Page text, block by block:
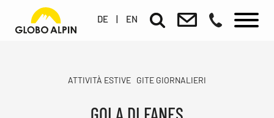
DE | EN
ATTIVITÀ ESTIVE GITE GIORNALIERI